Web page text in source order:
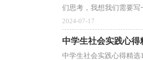
们思考，我想我们需要
2024-07-17
中学生社会实践心得
中学生社会实践心得精